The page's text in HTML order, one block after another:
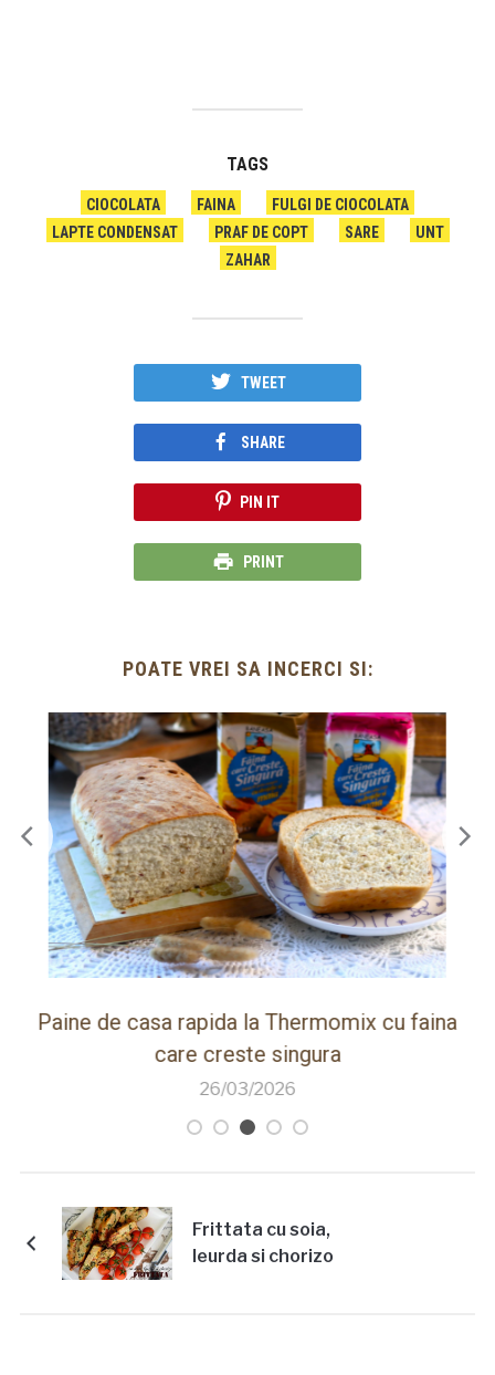
TAGS
CIOCOLATA FAINA
FULGI DE CIOCOLATA
LAPTE CONDENSAT
PRAF DE COPT SARE
UNT
ZAHAR
TWEET
SHARE
PIN IT
PRINT
POATE VREI SA INCERCI SI:
Paine de casa rapida la Thermomix cu faina
care creste singura
26/03/2026
Frittata cu soia,
leurda si chorizo